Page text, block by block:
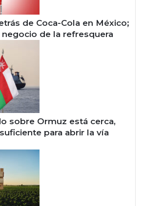
de Coca-Cola en México;
de la refresquera
sobre Ormuz está cerca,
para abrir la vía